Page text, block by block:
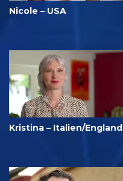
Nicole – USA
Kristina – Italien/England